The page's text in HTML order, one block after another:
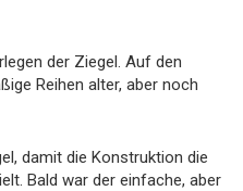
der Ziegel. Auf den
Reihen alter, aber noch
damit die Konstruktion die
Bald war der einfache, aber